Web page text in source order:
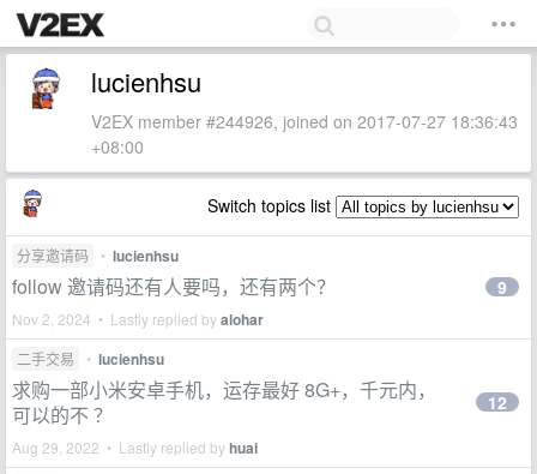
lucienhsu
V2EX member #244926, joined on 2017-07-27 18:36:43
+08:00
Switch topics list
分享邀请码 • lucienhsu
follow 邀请码还有人要吗，还有两个？
Nov 2, 2024 • Lastly replied byalohar
9
二手交易 • lucienhsu
求购一部小米安卓手机，运存最好 8G+，千元内，
可以的不 ？
Aug 29, 2022 • Lastly replied byhuai
12